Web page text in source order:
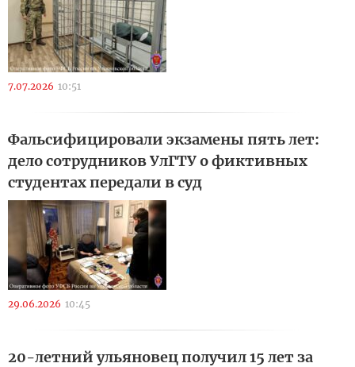
7.07.2026 10:51
Фальсифицировали экзамены пять лет:
дело сотрудников УлГТУ о фиктивных
студентах передали в суд
29.06.2026 10:45
20-летний ульяновец получил 15 лет за